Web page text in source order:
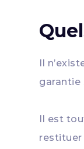
Il
garantie
Il est
restituer